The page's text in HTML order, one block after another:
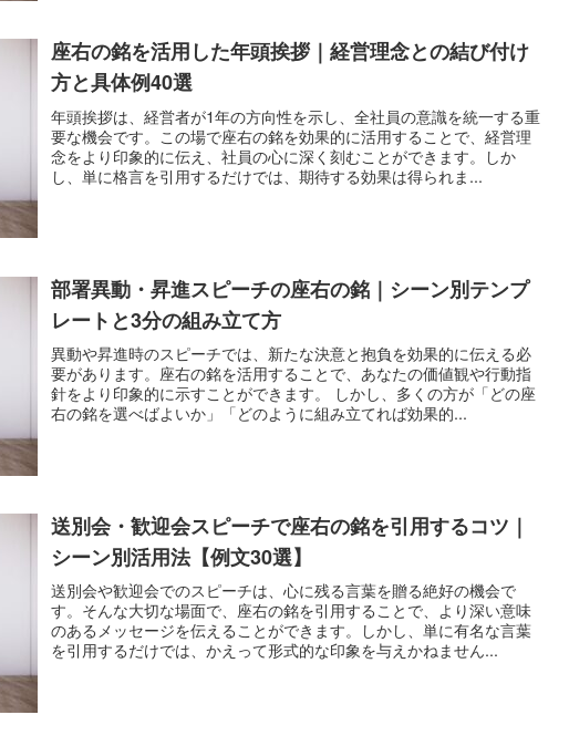
座右の銘を活用した年頭挨拶｜経営理念との結び付け
方と具体例40選
年頭挨拶は、経営者が1年の方向性を示し、全社員の意識を統一する重
要な機会です。この場で座右の銘を効果的に活用することで、経営理
念をより印象的に伝え、社員の心に深く刻むことができます。しか
し、単に格言を引用するだけでは、期待する効果は得られま...
部署異動・昇進スピーチの座右の銘｜シーン別テンプ
レートと3分の組み立て方
異動や昇進時のスピーチでは、新たな決意と抱負を効果的に伝える必
要があります。座右の銘を活用することで、あなたの価値観や行動指
針をより印象的に示すことができます。 しかし、多くの方が「どの座
右の銘を選べばよいか」「どのように組み立てれば効果的...
送別会・歓迎会スピーチで座右の銘を引用するコツ｜
シーン別活用法【例文30選】
送別会や歓迎会でのスピーチは、心に残る言葉を贈る絶好の機会で
す。そんな大切な場面で、座右の銘を引用することで、より深い意味
のあるメッセージを伝えることができます。しかし、単に有名な言葉
を引用するだけでは、かえって形式的な印象を与えかねません...